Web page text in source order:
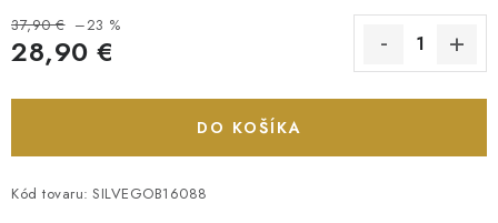
37,90 € –23 %
28,90 €
DO KOŠÍKA
Kód tovaru: SILVEGOB16088